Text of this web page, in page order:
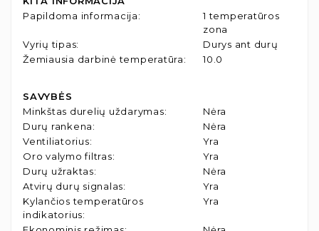
Papildoma informacija:
1 temperatūros
zona
Vyrių tipas:
Durys ant durų
Žemiausia darbinė temperatūra: 10.0
SAVYBĖS
Minkštas durelių uždarymas:
Nėra
Durų rankena:
Nėra
Ventiliatorius:
Yra
Oro valymo filtras:
Yra
Durų užraktas:
Nėra
Atvirų durų signalas:
Yra
Kylančios temperatūros
indikatorius:
Yra